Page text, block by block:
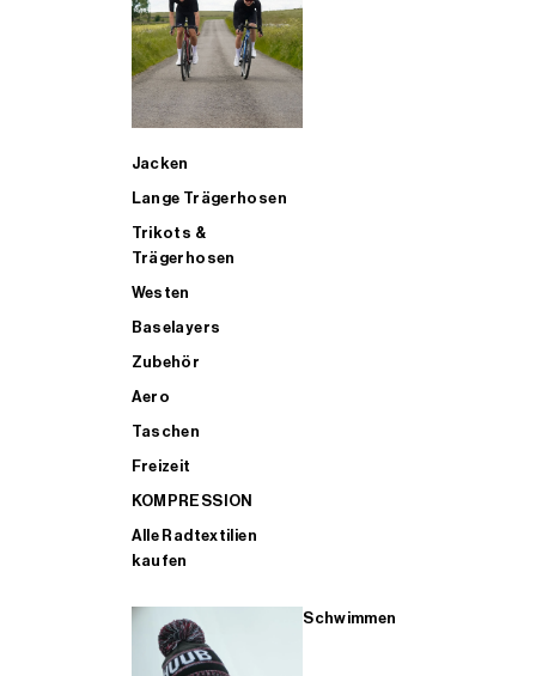
Jacken
Lange Trägerhosen
Trikots &
Trägerhosen
Westen
Baselayers
Zubehör
Aero
Taschen
Freizeit
KOMPRESSION
Alle Radtextilien
kaufen
Schwimmen
ALLE TRIATHLONARTIKEL FÜR MÄNNER KAUFEN